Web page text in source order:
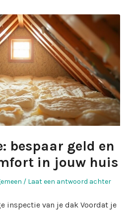
bespaar geld en
in jouw huis
Laat een antwoord achter
inspectie van je dak Voordat je